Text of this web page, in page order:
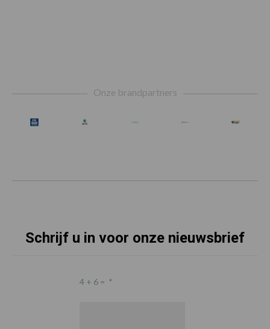
Onze brandpartners
Schrijf u in voor onze nieuwsbrief
4 + 6 = *